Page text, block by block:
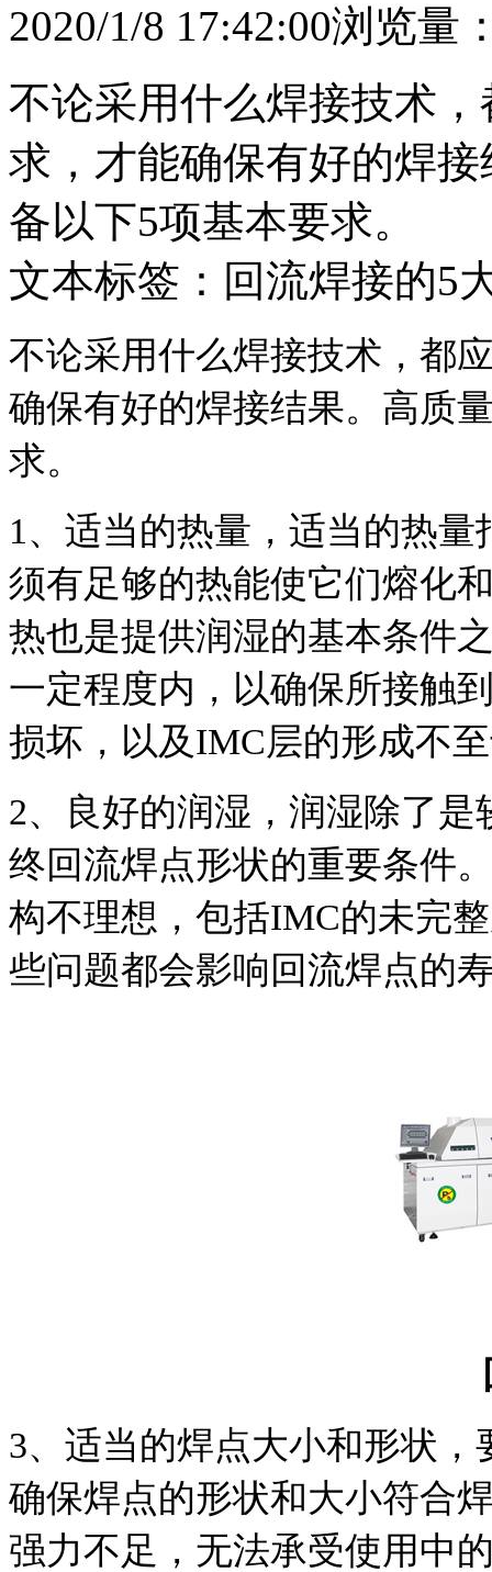
2020/1/8 17:42:00浏览量
不论采用什么焊接技术
求，才能确保有好的焊
备以下5项基本要求。
文本标签：回流焊接的5
不论采用什么焊接技术，都
确保有好的焊接结果。高质
求。
1、适当的热量，适当的热
须有足够的热能使它们熔化
热也是提供润湿的基本条件
一定程度内，以确保所接触
损坏，以及IMC层的形成不
2、良好的润湿，润湿除了
终回流焊点形状的重要条件
构不理想，包括IMC的未完
些问题都会影响回流焊点的
3、适当的焊点大小和形状，
确保焊点的形状和大小符合
强力不足，无法承受使用中